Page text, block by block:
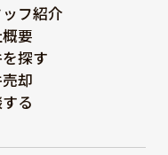
フ紹介
要
探す
却
る